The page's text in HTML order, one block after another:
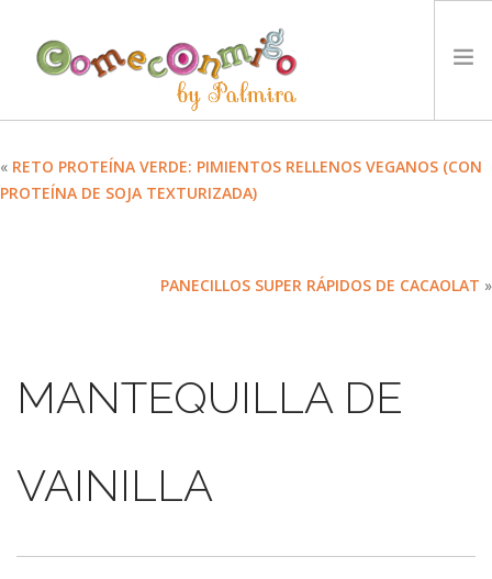
RECETAS
SEARCH SITE
« RETO PROTEÍNA VERDE: PIMIENTOS RELLENOS VEGANOS (CON
PROTEÍNA DE SOJA TEXTURIZADA)
PANECILLOS SUPER RÁPIDOS DE CACAOLAT »
MANTEQUILLA DE
VAINILLA